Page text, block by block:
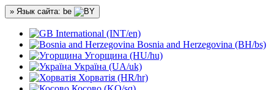
» Язык сайта: be
International (INT/en)
Bosnia and Herzegovina (BH/bs)
Угорщина (HU/hu)
Україна (UA/uk)
Хорватія (HR/hr)